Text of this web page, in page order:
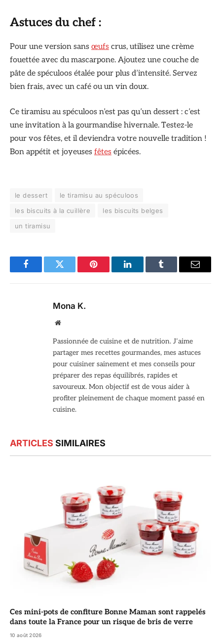
Astuces du chef :
Pour une version sans œufs crus, utilisez une crème
fouettée avec du mascarpone. Ajoutez une couche de
pâte de spéculoos étalée pour plus d’intensité. Servez
bien frais, avec un café ou un vin doux.
Ce tiramisu au spéculoos n’est pas qu’un dessert : c’est
une invitation à la gourmandise hivernale. Testez-le
pour vos fêtes, et il deviendra votre nouvelle tradition !
Bon appétit et joyeuses fêtes épicées.
le dessert
le tiramisu au spéculoos
les biscuits à la cuillère
les biscuits belges
un tiramisu
FacebookTwitter Pinterest LinkedInTumblr Email
Mona K.
Site
Passionnée de cuisine et de nutrition. J’aime
partager mes recettes gourmandes, mes astuces
pour cuisiner sainement et mes conseils pour
préparer des repas équilibrés, rapides et
savoureux. Mon objectif est de vous aider à
profiter pleinement de chaque moment passé en
cuisine.
ARTICLES SIMILAIRES
Ces mini-pots de confiture Bonne Maman sont rappelés
dans toute la France pour un risque de bris de verre
10 août 2026